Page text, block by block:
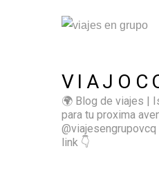
🌍 Blog de viajes |
para tu proxima
@viajesengrupovcq
link 👇